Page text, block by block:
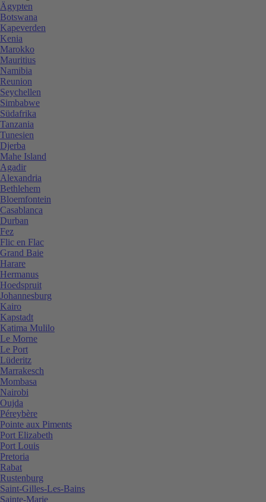
Ägypten
Botswana
Kapeverden
Kenia
Marokko
Mauritius
Namibia
Reunion
Seychellen
Simbabwe
Südafrika
Tanzania
Tunesien
Djerba
Mahe Island
Agadir
Alexandria
Bethlehem
Bloemfontein
Casablanca
Durban
Fez
Flic en Flac
Grand Baie
Harare
Hermanus
Hoedspruit
Johannesburg
Kairo
Kapstadt
Katima Mulilo
Le Morne
Le Port
Lüderitz
Marrakesch
Mombasa
Nairobi
Oujda
Péreybère
Pointe aux Piments
Port Elizabeth
Port Louis
Pretoria
Rabat
Rustenburg
Saint-Gilles-Les-Bains
Sainte-Marie